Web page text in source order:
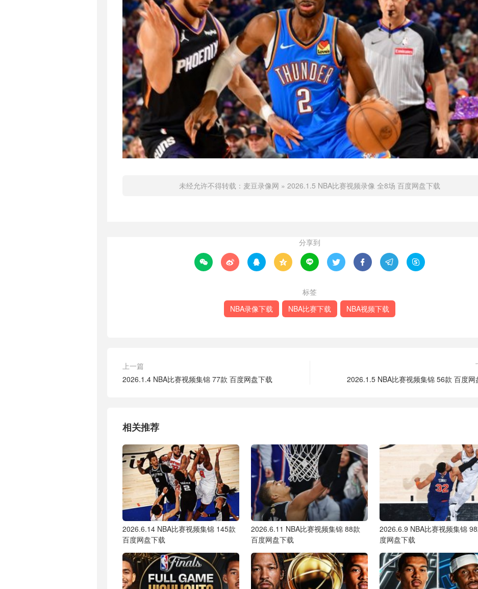
未经允许不得转载： 麦豆录像网 » 2026.1.5 NBA比赛视频录像 全8场 百度网盘下载
分享到
        
标签
NBA录像下载
NBA比赛下载 NBA视频下载
上一篇
2026.1.4 NBA比赛视频集锦 77款 百度网盘下载
2026.1.5 NBA比赛视频集锦 56款 百度网
相关推荐
2026.6.14 NBA比赛视频集锦 145款
百度网盘下载
2026.6.11 NBA比赛视频集锦 88款
百度网盘下载
2026.6.9 NBA比赛视频集锦
度网盘下载